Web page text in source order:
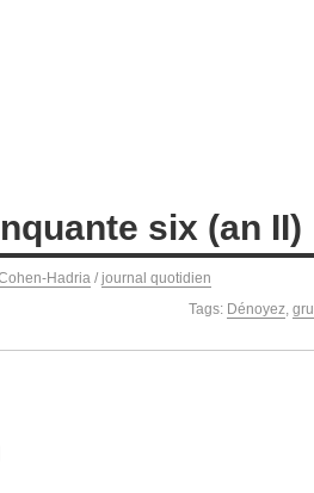
six (an II)
Hadria / journal quotidien
Tags: Dénoyez